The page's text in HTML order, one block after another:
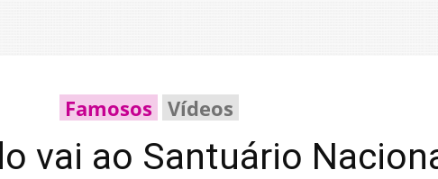
Famosos Vídeos
vai ao Santuário